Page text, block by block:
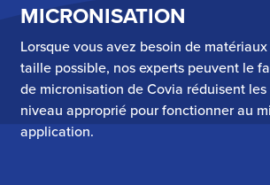
MICRONISATION
Lorsque vous avez besoin de
taille possible, nos experts peuvent le
de micronisation de Covia réduisent
niveau approprié pour fonctionner au
application.